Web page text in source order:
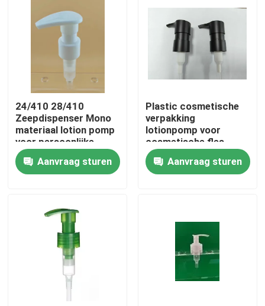
Producten
Fabriekstocht
24/410 28/410
Zeepdispenser Mono
materiaal lotion pomp
voor persoonlijke
verzorging
Aanvraag sturen
Plastic cosmetische
verpakking
lotionpomp voor
cosmetische fles
Aanvraag sturen